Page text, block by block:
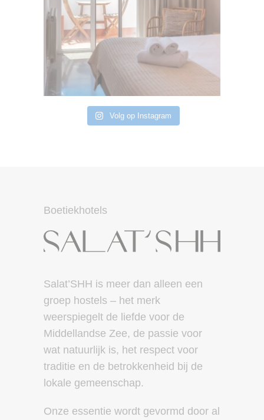
Volg op Instagram
Boetiekhotels
Salat’SHH is meer dan alleen een
groep hostels – het merk
weerspiegelt de liefde voor de
Middellandse Zee, de passie voor
wat natuurlijk is, het respect voor
traditie en de betrokkenheid bij de
lokale gemeenschap.
Onze essentie wordt gevormd door al